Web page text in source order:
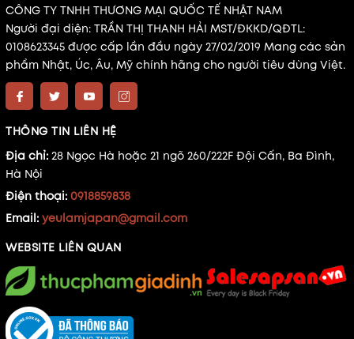
CÔNG TY TNHH THƯƠNG MẠI QUỐC TẾ NHẬT NAM
Người đại diện: TRẦN THỊ THANH HẢI MST/ĐKKD/QĐTL:
0108623345 được cấp lần đầu ngày 27/02/2019 Mang các sản
phẩm Nhật, Úc, Âu, Mỹ chính hãng cho người tiêu dùng Việt.
THÔNG TIN LIÊN HỆ
Địa chỉ: 28 Ngọc Hà hoặc 21 ngõ 260/222F Đội Cấn, Ba Đình,
Hà Nội
Điện thoại: 0918859838
Email: yeulamjapan@gmail.com
WEBSITE LIÊN QUAN